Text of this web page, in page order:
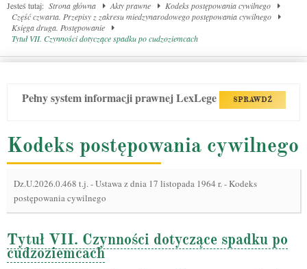
Jesteś tutaj: Strona główna Akty prawne
Kodeks postępowania cywilnego
Część czwarta. Przepisy z zakresu miedzynarodowego postępowania cywilnego
Księga druga. Postępowanie
Tytuł VII. Czynności dotyczące spadku po cudzoziemcach
Pełny system informacji prawnej LexLege SPRAWDŹ
Kodeks postępowania cywilnego
Dz.U.2026.0.468 t.j.-Ustawa z dnia 17 listopada 1964 r. - Kodeks
postępowania cywilnego
Tytuł VII. Czynności dotyczące spadku po
cudzoziemcach